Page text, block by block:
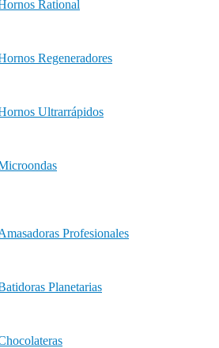
Rational
Regeneradores
Ultrarrápidos
Profesionales
Planetarias